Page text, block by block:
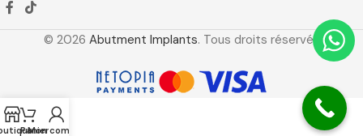
© 2026 Abutment Implants. Tous droits réservés
Panier
Mon compte